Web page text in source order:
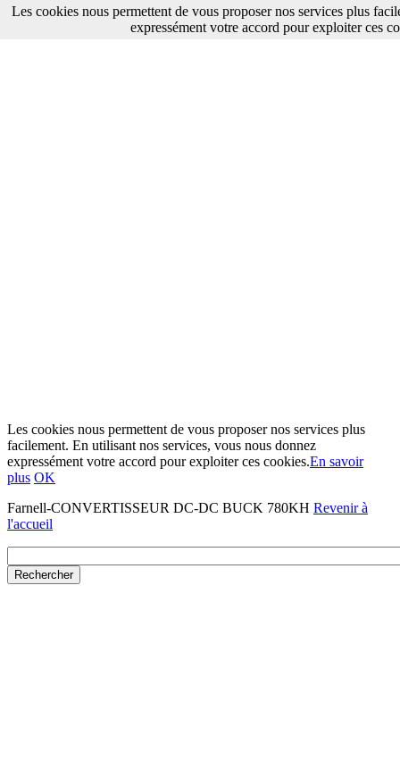
Les cookies nous permettent de vous proposer nos services plus
facilement. En utilisant nos services, vous nous donnez
expressément votre accord pour exploiter ces cookies.En savoir
plus OK
Farnell-CONVERTISSEUR DC-DC BUCK 780KH Revenir à
l'accueil
Les cookies nous permettent de vous proposer nos services plus
expressément votre accord pour exploiter ces